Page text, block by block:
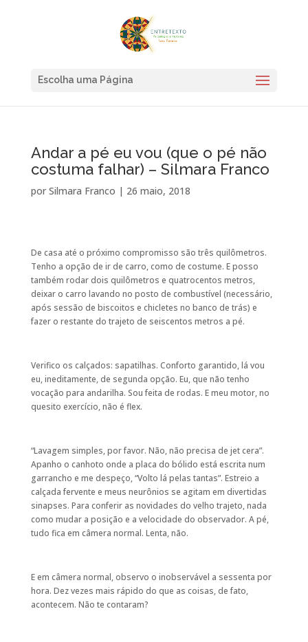
Escolha uma Página
Andar a pé eu vou (que o pé não
costuma falhar) – Silmara Franco
por Silmara Franco | 26 maio, 2018
De casa até o próximo compromisso são três quilômetros.
Tenho a opção de ir de carro, como de costume. E posso
também rodar dois quilômetros e quatrocentos metros,
deixar o carro lavando no posto de combustível (necessário,
após sessão de biscoitos e chicletes no banco de trás) e
fazer o restante do trajeto de seiscentos metros a pé.
Verifico os calçados: sapatilhas. Conforto garantido, lá vou
eu, ineditamente, de segunda opção. Eu, que não tenho
vocação para andarilha. Sou feita de rodas. E meu motor, no
quesito exercício, não é flex.
“Lavagem simples, por favor. Não, não precisa de jet cera”.
Apanho o canhoto onde a placa do bólido está escrita num
garrancho e me despeço, “Volto lá pelas tantas”. Estreio a
calçada fervente e meus neurônios se agitam em divertidas
sinapses. Para conferir as novidades do velho trajeto, nada
como mudar a posição e a velocidade do observador. A pé,
tudo fica em câmera normal. Lenta, não.
E em câmera normal, observo o inobservável a sessenta por
hora. Dez vezes mais rápido do que as coisas, de fato,
acontecem. Não te contaram?